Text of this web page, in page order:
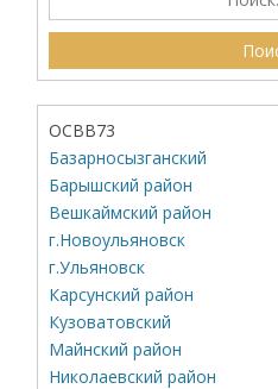
ОСВВ73
Базарносызганский
Барышский район
Вешкаймский район
г.Новоульяновск
г.Ульяновск
Карсунский район
Кузоватовский
Майнский район
Николаевский район